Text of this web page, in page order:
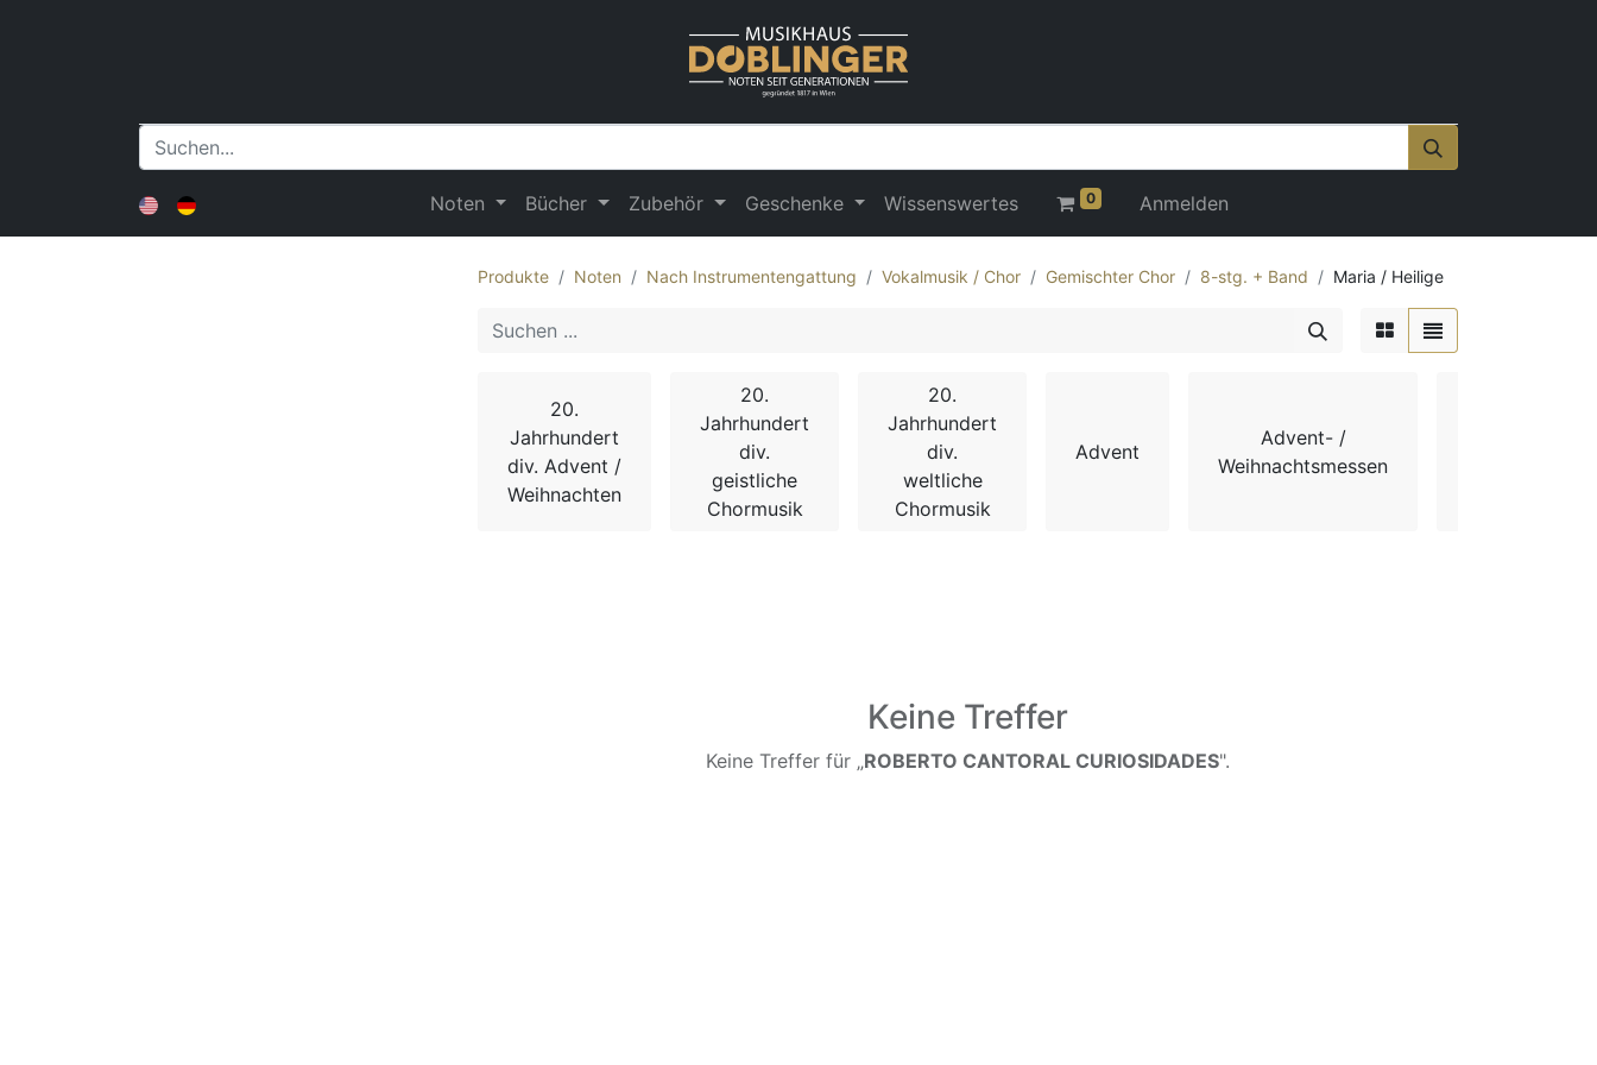
Noten Bücher Zubehör Geschenke Wissenswertes 0 Anmelden
Produkte Noten Nach Instrumentengattung Vokalmusik / Chor Gemischter Chor 8-stg. + Band Maria / Heilige
20.
Jahrhundert
div. Advent /
Weihnachten
20.
Jahrhundert
div.
geistliche
Chormusik
20.
Jahrhundert
div.
weltliche
Chormusik
Advent
Advent- /
Weihnachtsmessen
Keine Treffer
Keine Treffer für „ROBERTO CANTORAL CURIOSIDADES".